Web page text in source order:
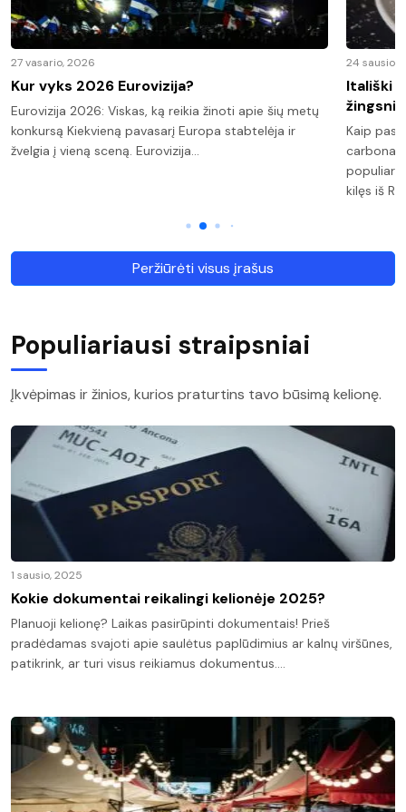
27 vasario, 2026
Kur vyks 2026 Eurovizija?
Eurovizija 2026: Viskas, ką reikia žinoti apie šių metų
konkursą Kiekvieną pavasarį Europa stabtelėja ir
žvelgia į vieną sceną. Eurovizija…
24 sausio,
Itališki
Kaip
kilęs iš
Peržiūrėti visus įrašus
Populiariausi straipsniai
Įkvėpimas ir žinios, kurios praturtins tavo būsimą kelionę.
1 sausio, 2025
Kokie dokumentai reikalingi kelionėje 2025?
Planuoji kelionę? Laikas pasirūpinti dokumentais! Prieš
pradėdamas svajoti apie saulėtus paplūdimius ar kalnų viršūnes,
patikrink, ar turi visus reikiamus dokumentus.…